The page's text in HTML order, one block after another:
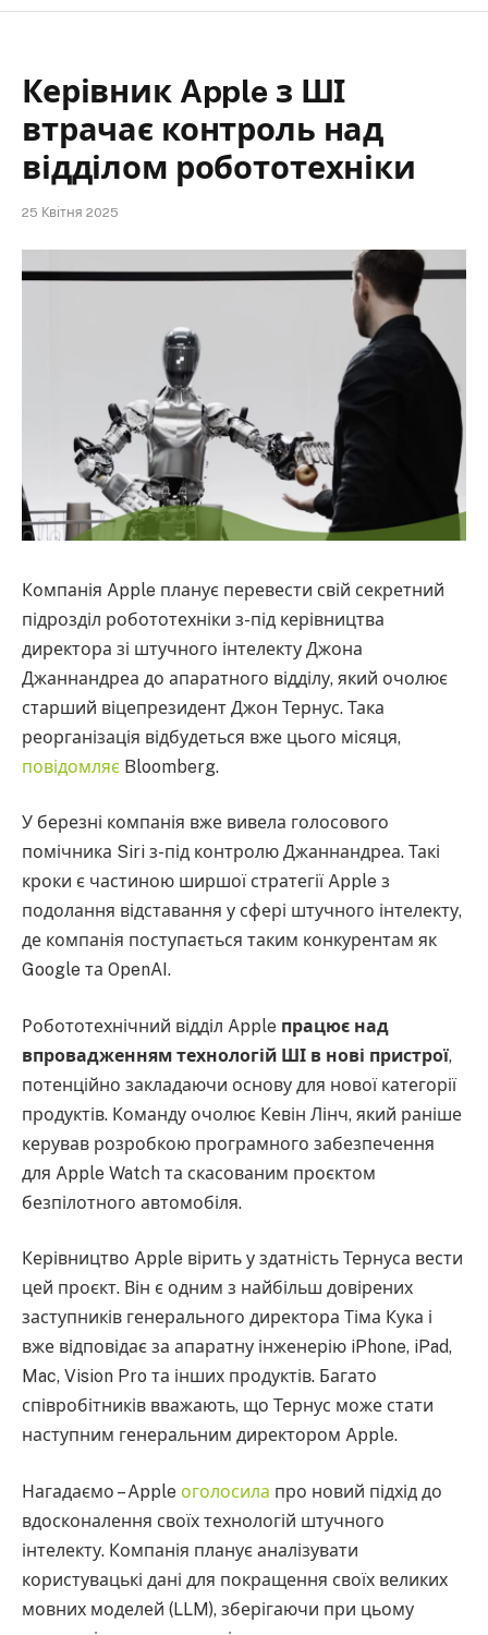
Керівник Apple з ШІ
втрачає контроль над
відділом робототехніки
25 Квітня 2025
Компанія Apple планує перевести свій секретний
підрозділ робототехніки з-під керівництва
директора зі штучного інтелекту Джона
Джаннандреа до апаратного відділу, який очолює
старший віцепрезидент Джон Тернус. Така
реорганізація відбудеться вже цього місяця,
повідомляє Bloomberg.
У березні компанія вже вивела голосового
помічника Siri з-під контролю Джаннандреа. Такі
кроки є частиною ширшої стратегії Apple з
подолання відставання у сфері штучного інтелекту,
де компанія поступається таким конкурентам як
Google та OpenAI.
Робототехнічний відділ Apple працює над
впровадженням технологій ШІ в нові пристрої,
потенційно закладаючи основу для нової категорії
продуктів. Команду очолює Кевін Лінч, який раніше
керував розробкою програмного забезпечення
для Apple Watch та скасованим проєктом
безпілотного автомобіля.
Керівництво Apple вірить у здатність Тернуса вести
цей проєкт. Він є одним з найбільш довірених
заступників генерального директора Тіма Кука і
вже відповідає за апаратну інженерію iPhone, iPad,
Mac, Vision Pro та інших продуктів. Багато
співробітників вважають, що Тернус може стати
наступним генеральним директором Apple.
Нагадаємо – Apple оголосила про новий підхід до
вдосконалення своїх технологій штучного
інтелекту. Компанія планує аналізувати
користувацькі дані для покращення своїх великих
мовних моделей (LLM), зберігаючи при цьому